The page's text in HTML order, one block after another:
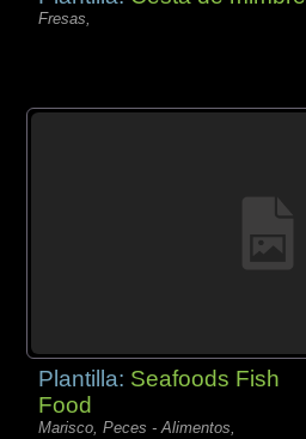
Fresas,
Plantilla: Seafoods Fish
Food
Marisco, Peces - Alimentos,